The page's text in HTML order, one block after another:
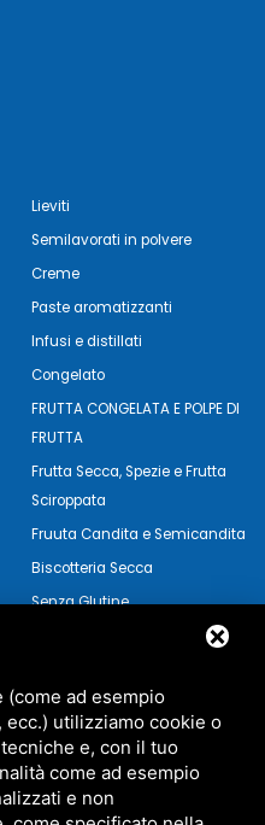
Lieviti
Semilavorati in polvere
Creme
Paste aromatizzanti
Infusi e distillati
Congelato
FRUTTA CONGELATA E POLPE DI
FRUTTA
Frutta Secca, Spezie e Frutta
Sciroppata
Fruuta Candita e Semicandita
Biscotteria Secca
Senza Glutine
ad esempio
ecc.) utilizziamo cookie o
e, con il tuo
come ad esempio
e non